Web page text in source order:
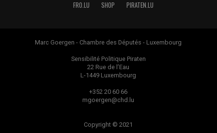
FRO.LU
SHOP PIRATEN.LU
Marc Goergen - Chambre des Députés - Luxembourg
Sensibilité Politique Piraten
22 Rue de l’Eau
L-1449 Luxembourg
+352 20 60 66
mgoergen@chd.lu
Copyright © 2021